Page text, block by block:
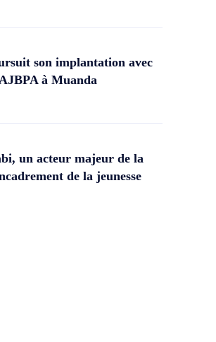
son implantation avec
à Muanda
un acteur majeur de la
de la jeunesse